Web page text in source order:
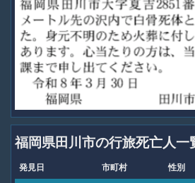
福岡県田川市の行旅死亡人一
発見日 市町村 性別